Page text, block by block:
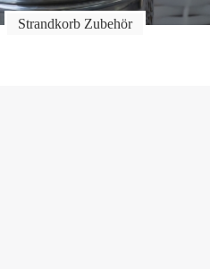
Strandkorb Zubehör